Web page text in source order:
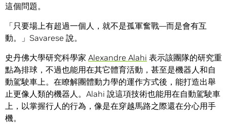
這個問題。
「只要場上有超過一個人，就不是孤軍奮戰—而是會有互
動。」Savarese 說。
史丹佛大學研究科學家 Alexandre Alahi 表示該團隊的研究重
點為排球，不過也能用在其它體育活動，甚至是機器人和自
動駕駛車上。在瞭解團體動力學的運作方式後，能打造出舉
止更像人類的機器人。Alahi 說這項技術也能用在自動駕駛車
上，以掌握行人的行為，像是在穿越馬路之際還在分心用手
機。